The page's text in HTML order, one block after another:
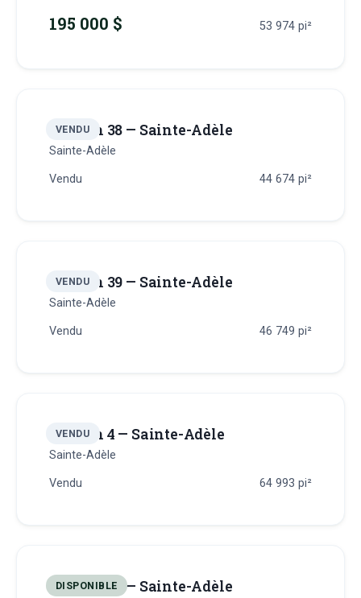
195 000 $ 53 974 pi²
VENDU
Terrain 38 — Sainte-Adèle
Sainte-Adèle
Vendu 44 674 pi²
VENDU
Terrain 39 — Sainte-Adèle
Sainte-Adèle
Vendu 46 749 pi²
VENDU
Terrain 4 — Sainte-Adèle
Sainte-Adèle
Vendu 64 993 pi²
DISPONIBLE
Terrain 40 — Sainte-Adèle